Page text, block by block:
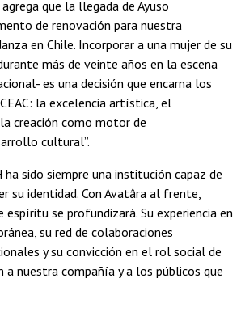
que la llegada de Ayuso
de renovación para nuestra
en Chile. Incorporar a una mujer de su
más de veinte años en la escena
es una decisión que encarna los
la excelencia artística, el
creación como motor de
cultural”.
ha sido siempre una institución capaz de
su identidad. Con Avatâra al frente,
espíritu se profundizará. Su experiencia en
su red de colaboraciones
y su convicción en el rol social de
a nuestra compañía y a los públicos que